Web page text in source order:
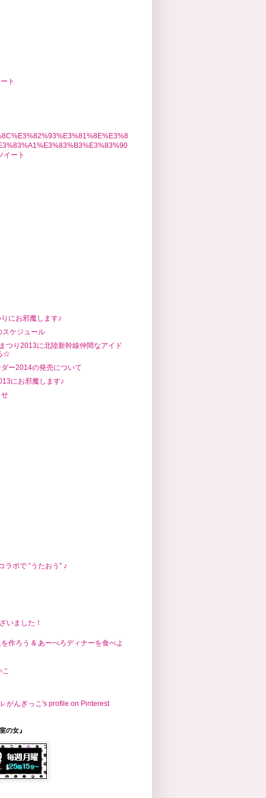
ト
イート
にお邪魔します♪
スケジュール
つり2013に北陸新幹線仲間なアイド
☆
ー2014の発売について
にお邪魔します♪
ラボで “うたおう” ♪
いました！
作ろう & あーぺろディナーを食べよ
がんぎっこ's profile on Pinterest
の女』